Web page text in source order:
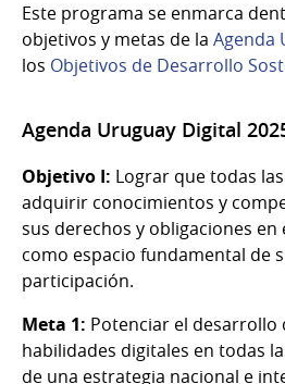
Este programa se enmarca
objetivos y metas de la Agenda
los Objetivos de Desarrollo
Agenda Uruguay Digital
Objetivo I: Lograr que todas
adquirir conocimientos y
sus derechos y obligaciones
como espacio fundamental de
participación.
Meta 1: Potenciar el desarrollo
habilidades digitales en todas
de una estrategia nacional e